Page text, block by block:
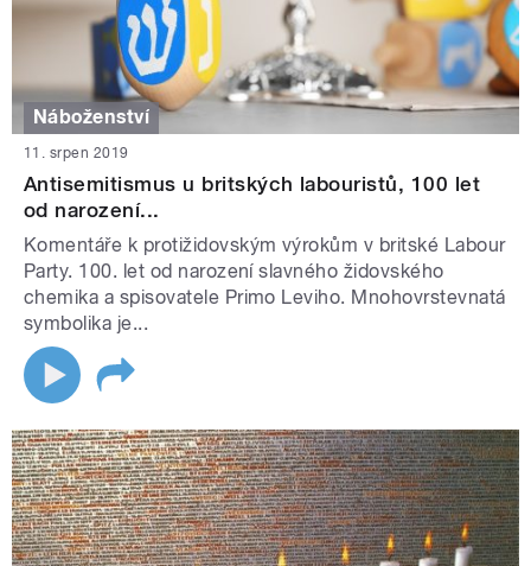
Náboženství
11. srpen 2019
Antisemitismus u britských labouristů, 100 let
od narození...
Komentáře k protižidovským výrokům v britské Labour
Party. 100. let od narození slavného židovského
chemika a spisovatele Primo Leviho. Mnohovrstevnatá
symbolika je...